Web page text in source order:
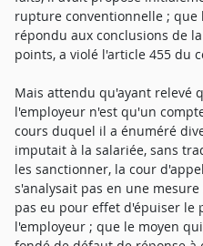
rupture conventionnelle ; que
répondu aux conclusions de
points, a violé l'article 455 du
Mais attendu qu'ayant relevé
l'employeur n'est qu'un
cours duquel il a énuméré
imputait à la salariée, sans
les sanctionner, la cour
s'analysait pas en une
pas eu pour effet d'épuiser le
l'employeur ; que le moyen